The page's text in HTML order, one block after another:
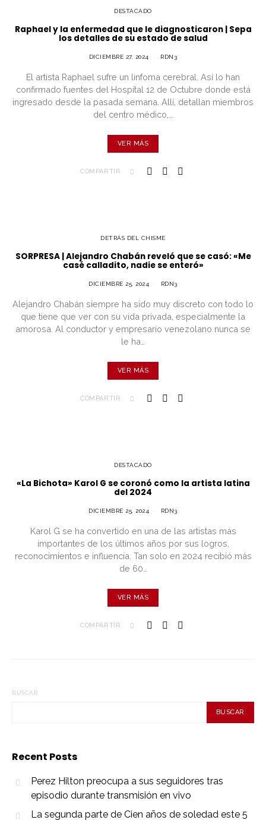
DESTACADO
Raphael y la enfermedad que le diagnosticaron | Sepa
los detalles de su estado de salud
DICIEMBRE 27, 2024 RDN3
El artista Raphael sufre un linfoma cerebral. Así lo han
confirmado fuentes del Hospital 12 de Octubre donde está
ingresado desde la pasada semana. Allí, detallan miembros
del centro médico,…
VER MÁS
COMPARTIR
DETRÁS DEL CHISME
SORPRESA | Alejandro Chabán reveló que se casó: «Me
casé calladito, nadie se enteró»
DICIEMBRE 25, 2024 RDN3
Alejandro Chabán siempre ha sido muy discreto con todo lo
que tiene que ver con su vida privada, especialmente la
amorosa. Al conductor y empresario venezolano nunca se
le ha…
VER MÁS
COMPARTIR
DESTACADO
«La Bichota» Karol G se coronó como la artista latina
del 2024
DICIEMBRE 25, 2024 RDN3
Karol G se ha convertido en una de las artistas más
importantes de los últimos años por sus logros,
reconocimientos e influencia. Tan solo en 2024 recibió más
de 60…
VER MÁS
COMPARTIR
BUSCAR
BUSCAR
Recent Posts
Perez Hilton preocupa a sus seguidores tras
episodio durante transmisión en vivo
La segunda parte de Cien años de soledad este 5